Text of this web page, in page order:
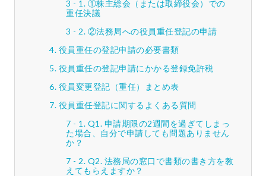
①株主総会（または取締役会）での
重任決議
②法務局への役員重任登記の申請
役員重任の登記申請の必要書類
役員重任の登記申請にかかる登録免許税
役員変更登記（重任）まとめ表
役員重任登記に関するよくある質問
Q1. 申請期限の2週間を過ぎてしまっ
た場合、自分で申請しても問題ありません
か？
Q2. 法務局の窓口で書類の書き方を教
えてもらえますか？